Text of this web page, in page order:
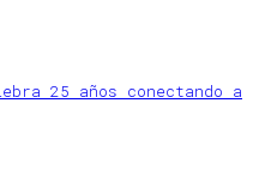
25 años conectando a